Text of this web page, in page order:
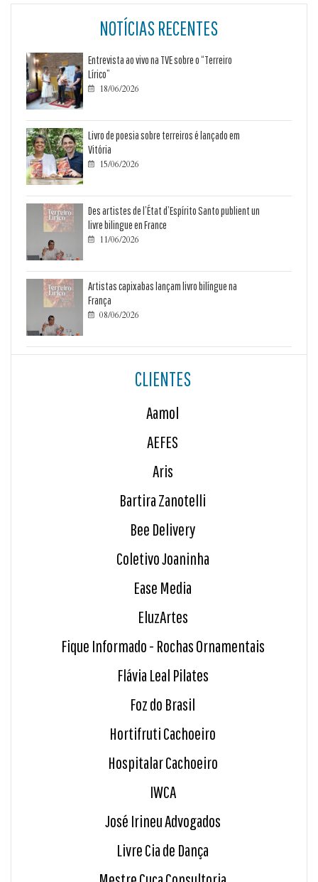
NOTÍCIAS RECENTES
Entrevista ao vivo na TVE sobre o “Terreiro
Lírico”
 18/06/2026
Livro de poesia sobre terreiros é lançado em
Vitória
 15/06/2026
Des artistes de l’État d’Espírito Santo publient un
livre bilingue en France
 11/06/2026
Artistas capixabas lançam livro bilíngue na
França
 08/06/2026
CLIENTES
Aamol
AEFES
Aris
Bartira Zanotelli
Bee Delivery
Coletivo Joaninha
Ease Media
EluzArtes
Fique Informado - Rochas Ornamentais
Flávia Leal Pilates
Foz do Brasil
Hortifruti Cachoeiro
Hospitalar Cachoeiro
IWCA
José Irineu Advogados
Livre Cia de Dança